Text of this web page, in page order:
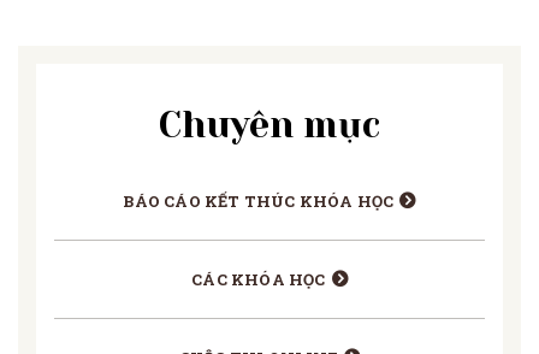
Chuyên mục
BÁO CÁO KẾT THÚC KHÓA HỌC
CÁC KHÓA HỌC